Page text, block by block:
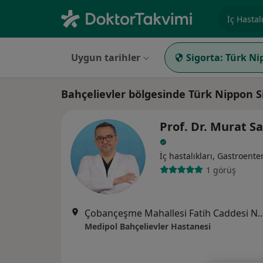
Uygun tarihler Sigorta: Türk
Bahçelievler bölgesinde Türk Nippon
Prof. Dr. Murat
İç hastalıkları,
1 görüş
Çobançeşme Mahallesi
Medipol Bahçelievler Hastanesi